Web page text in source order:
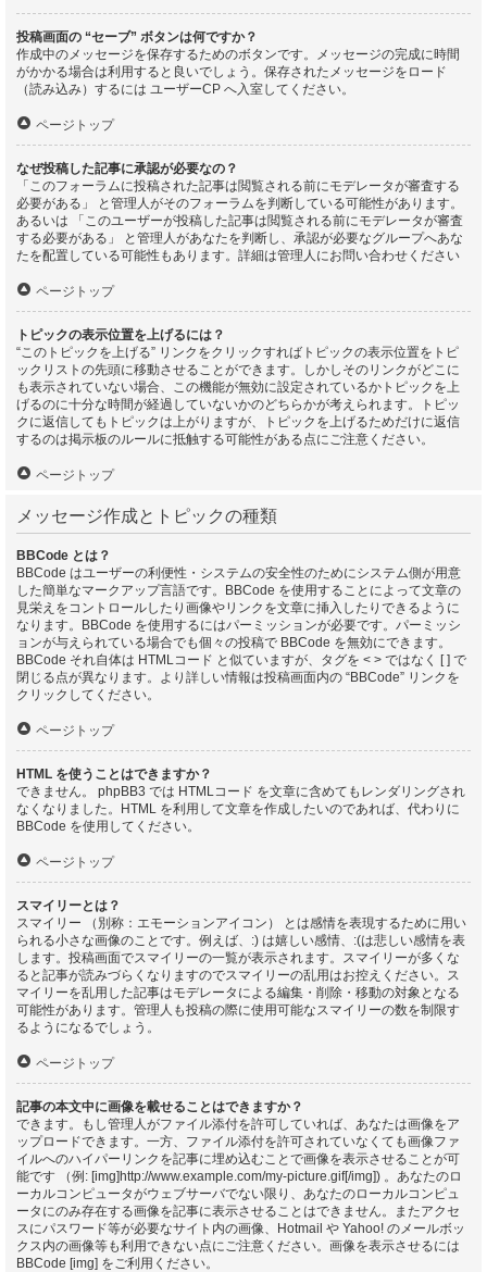
投稿画面の “セーブ” ボタンは何ですか？
作成中のメッセージを保存するためのボタンです。メッセージの完成に時間
がかかる場合は利用すると良いでしょう。保存されたメッセージをロード
（読み込み）するには ユーザーCP へ入室してください。
ページトップ
なぜ投稿した記事に承認が必要なの？
「このフォーラムに投稿された記事は閲覧される前にモデレータが審査する
必要がある」 と管理人がそのフォーラムを判断している可能性があります。
あるいは 「このユーザーが投稿した記事は閲覧される前にモデレータが審査
する必要がある」 と管理人があなたを判断し、承認が必要なグループへあな
たを配置している可能性もあります。詳細は管理人にお問い合わせください
ページトップ
トピックの表示位置を上げるには？
“このトピックを上げる” リンクをクリックすればトピックの表示位置をトピ
ックリストの先頭に移動させることができます。しかしそのリンクがどこに
も表示されていない場合、この機能が無効に設定されているかトピックを上
げるのに十分な時間が経過していないかのどちらかが考えられます。トピッ
クに返信してもトピックは上がりますが、トピックを上げるためだけに返信
するのは掲示板のルールに抵触する可能性がある点にご注意ください。
ページトップ
メッセージ作成とトピックの種類
BBCode とは？
BBCode はユーザーの利便性・システムの安全性のためにシステム側が用意
した簡単なマークアップ言語です。BBCode を使用することによって文章の
見栄えをコントロールしたり画像やリンクを文章に挿入したりできるように
なります。BBCode を使用するにはパーミッションが必要です。パーミッシ
ョンが与えられている場合でも個々の投稿で BBCode を無効にできます。
BBCode それ自体は HTMLコード と似ていますが、タグを < > ではなく [ ] で
閉じる点が異なります。より詳しい情報は投稿画面内の “BBCode” リンクを
クリックしてください。
ページトップ
HTML を使うことはできますか？
できません。 phpBB3 では HTMLコード を文章に含めてもレンダリングされ
なくなりました。HTML を利用して文章を作成したいのであれば、代わりに
BBCode を使用してください。
ページトップ
スマイリーとは？
スマイリー （別称：エモーションアイコン） とは感情を表現するために用い
られる小さな画像のことです。例えば、:) は嬉しい感情、:(は悲しい感情を表
します。投稿画面でスマイリーの一覧が表示されます。スマイリーが多くな
ると記事が読みづらくなりますのでスマイリーの乱用はお控えください。ス
マイリーを乱用した記事はモデレータによる編集・削除・移動の対象となる
可能性があります。管理人も投稿の際に使用可能なスマイリーの数を制限す
るようになるでしょう。
ページトップ
記事の本文中に画像を載せることはできますか？
できます。もし管理人がファイル添付を許可していれば、あなたは画像をア
ップロードできます。一方、ファイル添付を許可されていなくても画像ファ
イルへのハイパーリンクを記事に埋め込むことで画像を表示させることが可
能です （例: [img]http://www.example.com/my-picture.gif[/img]) 。あなたのロ
ーカルコンピュータがウェブサーバでない限り、あなたのローカルコンピュ
ータにのみ存在する画像を記事に表示させることはできません。またアクセ
スにパスワード等が必要なサイト内の画像、Hotmail や Yahoo! のメールボッ
クス内の画像等も利用できない点にご注意ください。画像を表示させるには
BBCode [img] をご利用ください。